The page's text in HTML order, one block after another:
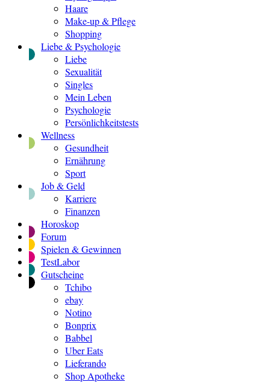
Haare
Make-up & Pflege
Shopping
Liebe & Psychologie
Liebe
Sexualität
Singles
Mein Leben
Psychologie
Persönlichkeitstests
Wellness
Gesundheit
Ernährung
Sport
Job & Geld
Karriere
Finanzen
Horoskop
Forum
Spielen & Gewinnen
TestLabor
Gutscheine
Tchibo
ebay
Notino
Bonprix
Babbel
Uber Eats
Lieferando
Shop Apotheke